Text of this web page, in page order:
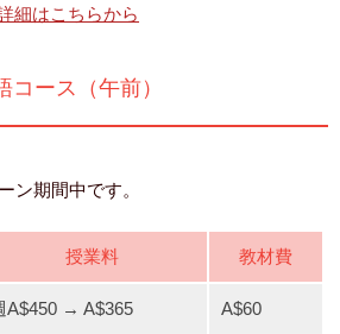
細はこちらから
コース（午前）
ン期間中です。
授業料 教材費
A$450 → A$365 A$60